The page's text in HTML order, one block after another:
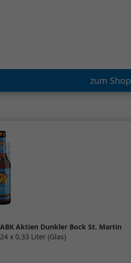
zum Shop
ABK Aktien Dunkler Bock St. Martin
24 x 0,33 Liter (Glas)